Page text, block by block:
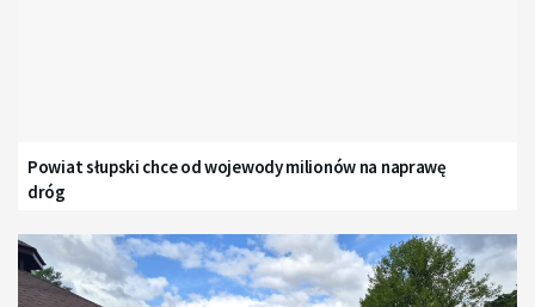
Powiat słupski chce od wojewody milionów na naprawę
dróg